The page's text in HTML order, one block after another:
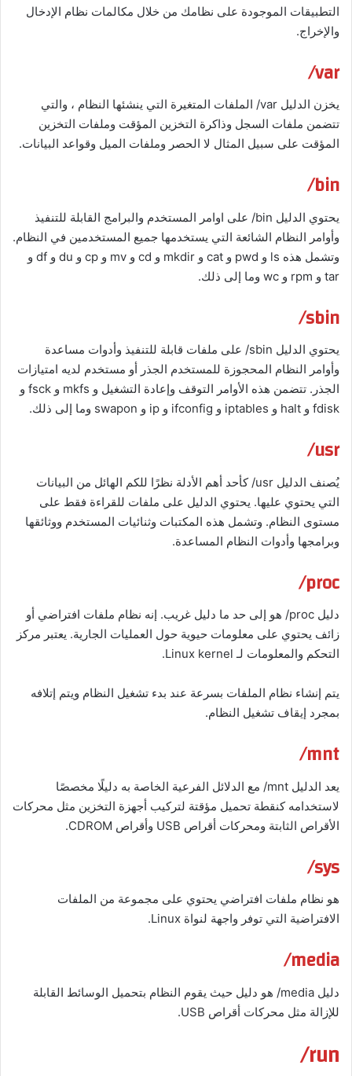
التطبيقات الموجودة على نظامك من خلال مكالمات نظام الإدخال
والإخراج.
var/
يخزن الدليل var/ الملفات المتغيرة التي ينشئها النظام ، والتي
تتضمن ملفات السجل وذاكرة التخزين المؤقت وملفات التخزين
المؤقت على سبيل المثال لا الحصر وملفات الميل وقواعد البيانات.
bin/
يحتوي الدليل bin/ على اوامر المستخدم والبرامج القابلة للتنفيذ
وأوامر النظام الشائعة التي يستخدمها جميع المستخدمين في النظام.
وتشمل هذه ls و pwd و cat و mkdir و cd و mv و cp و du و df و
tar و rpm و wc وما إلى ذلك.
sbin/
يحتوي الدليل sbin/ على ملفات قابلة للتنفيذ وأدوات مساعدة
وأوامر النظام المحجوزة للمستخدم الجذر أو مستخدم لديه امتيازات
الجذر. تتضمن هذه الأوامر التوقف وإعادة التشغيل و mkfs و fsck و
fdisk و halt و iptables و ifconfig و ip و swapon وما إلى ذلك.
usr/
يُصنف الدليل usr/ كأحد أهم الأدلة نظرًا للكم الهائل من البيانات
التي يحتوي عليها. يحتوي الدليل على ملفات للقراءة فقط على
مستوى النظام. وتشمل هذه المكتبات وثنائيات المستخدم ووثائقها
وبرامجها وأدوات النظام المساعدة.
proc/
دليل proc/ هو إلى حد ما دليل غريب. إنه نظام ملفات افتراضي أو
زائف يحتوي على معلومات حيوية حول العمليات الجارية. يعتبر مركز
التحكم والمعلومات لـ Linux kernel.
يتم إنشاء نظام الملفات بسرعة عند بدء تشغيل النظام ويتم إتلافه
بمجرد إيقاف تشغيل النظام.
mnt/
يعد الدليل mnt/ مع الدلائل الفرعية الخاصة به دليلًا مخصصًا
لاستخدامه كنقطة تحميل مؤقتة لتركيب أجهزة التخزين مثل محركات
الأقراص الثابتة ومحركات أقراص USB وأقراص CDROM.
sys/
هو نظام ملفات افتراضي يحتوي على مجموعة من الملفات
الافتراضية التي توفر واجهة لنواة Linux.
media/
دليل media/ هو دليل حيث يقوم النظام بتحميل الوسائط القابلة
للإزالة مثل محركات أقراص USB.
run/